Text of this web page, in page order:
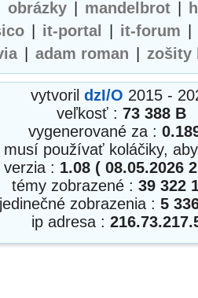
obrázky mandelbrot
it-portal it-forum
adam roman zošity
vytvoril dzI/O 2015 -
veľkosť : 73 388 B
vygenerované za :
používať koláčiky,
verzia : 1.08 ( 08.05.2026
témy zobrazené : 39 322
jedinečné zobrazenia : 5
ip adresa :